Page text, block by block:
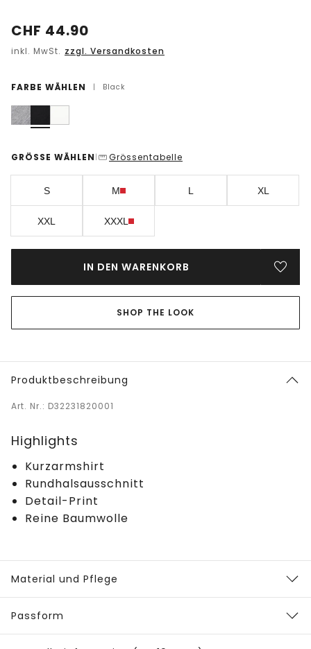
CHF 44.90
inkl. MwSt. zzgl. Versandkosten
FARBE WÄHLEN | Black
GRÖSSE WÄHLEN | Grössentabelle
S M L XL
XXL XXXL
IN DEN WARENKORB
SHOP THE LOOK
Produktbeschreibung
Art. Nr.: D32231820001
Highlights
Kurzarmshirt
Rundhalsausschnitt
Detail-Print
Reine Baumwolle
Material und Pflege
Passform